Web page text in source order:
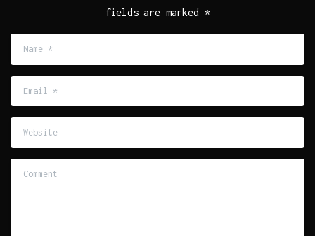
fields are marked *
*
Website